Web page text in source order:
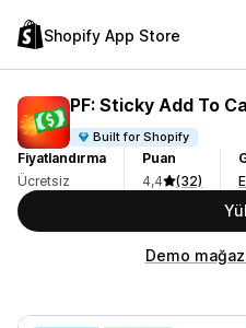
Shopify App Store
PF: Sticky Add To
Built for Shopify
Fiyatlandırma
Ücretsiz
Puan
4,4
(32)
Demo